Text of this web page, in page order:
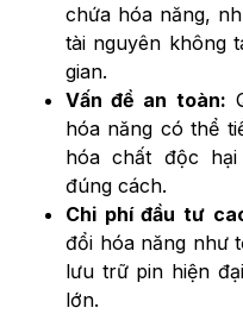
chứa hóa năng,
tài nguyên không
gian.
Vấn đề an toàn:
hóa năng có thể
hóa chất độc
đúng cách.
Chi phí đầu tư
đổi hóa năng như
lưu trữ pin hiện
lớn.